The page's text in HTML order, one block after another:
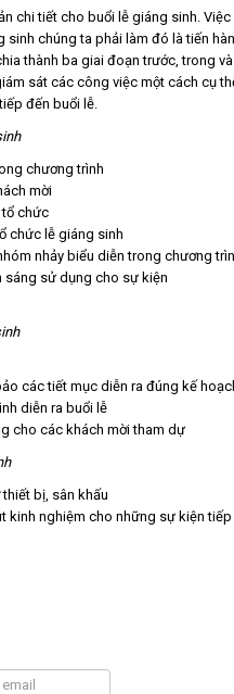
chi tiết cho buổi lễ giáng sinh. Việc
chúng ta phải làm đó là tiến
thành ba giai đoạn trước, trong
sát các công việc một cách cụ
đến buổi lễ.
chương trình
mời
tổ chức
chức lễ giáng sinh
nhảy biểu diễn trong chương
sáng sử dụng cho sự kiện
các tiết mục diễn ra đúng kế
diễn ra buổi lễ
cho các khách mời tham dự
bị, sân khấu
kinh nghiệm cho những sự kiện